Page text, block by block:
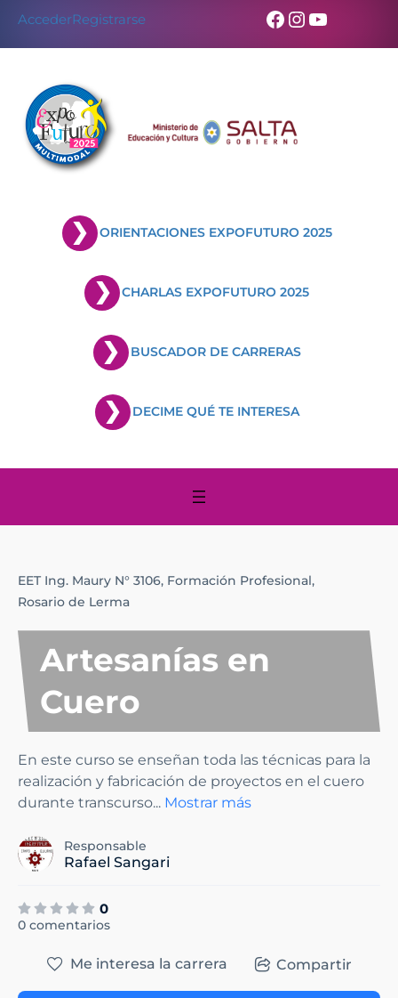
AccederRegistrarse Facebook
Instagram
YouTube
ORIENTACIONES EXPOFUTURO 2025
CHARLAS EXPOFUTURO 2025
BUSCADOR DE CARRERAS
DECIME QUÉ TE INTERESA
EET Ing. Maury N° 3106, Formación Profesional,
Rosario de Lerma
Artesanías en
Cuero
En este curso se enseñan toda las técnicas para la
realización y fabricación de proyectos en el cuero
durante transcurso... Mostrar más
Responsable
Rafael Sangari
0
0 comentarios
Me interesa la carrera Compartir